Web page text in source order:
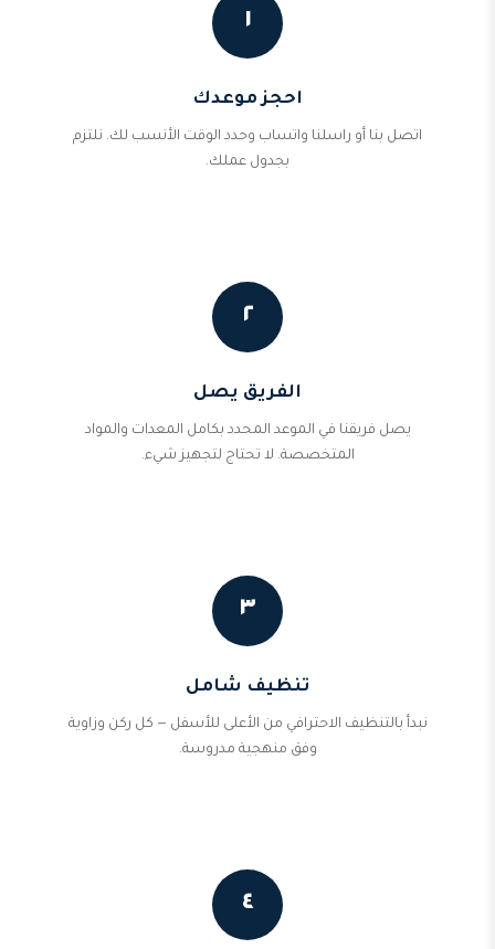
١
احجز موعدك
اتصل بنا أو راسلنا واتساب وحدد الوقت الأنسب لك. نلتزم
بجدول عملك.
٢
الفريق يصل
يصل فريقنا في الموعد المحدد بكامل المعدات والمواد
المتخصصة. لا تحتاج لتجهيز شيء.
٣
تنظيف شامل
نبدأ بالتنظيف الاحترافي من الأعلى للأسفل — كل ركن وزاوية
وفق منهجية مدروسة.
٤